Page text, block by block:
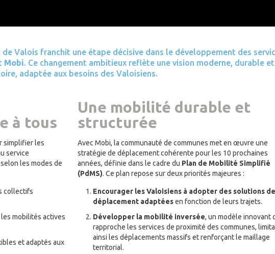
de Valois franchit une étape décisive dans le développement des
Mobi. Ce changement ambitieux reflète une vision moderne, durable et
adaptée aux besoins des Valoisiens.
à tous
simplifier les
service
les modes de
collectifs
mobilités actives
et adaptés aux
Une mobilité durable et
structurée
Avec Mobi, la communauté de communes met en œuvre une
stratégie de déplacement cohérente pour les 10 prochaines
années, définie dans le cadre du Plan de Mobilité Simplifié
(PdMS). Ce plan repose sur deux priorités majeures :
Encourager les Valoisiens à adopter des solutions de
déplacement adaptéesen fonction de leurs trajets.
Développer la mobilité inversée, un modèle innovant
rapproche les services de proximité des communes,
ainsi les déplacements massifs et renforçant le maillage
territorial.